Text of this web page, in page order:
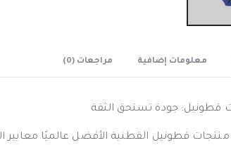
معلومات إضافية مراجعات (0)
قطونيل: جودة تستحق الثقة
قطونيل القطنية الأفضل عالميًا معايير